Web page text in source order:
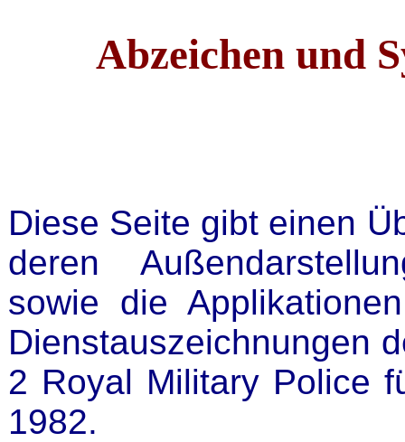
Abzeichen und
Diese Seite gibt einen
deren
sowie die
Dienstauszeichnungen
2 Royal Military Police
1982.